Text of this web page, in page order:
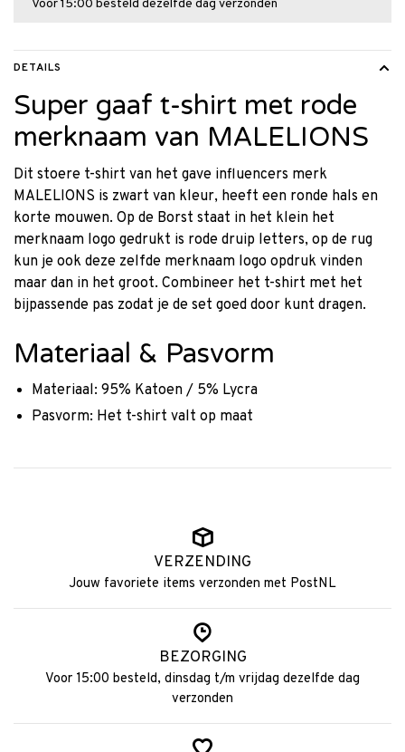
Voor 15:00 besteld dezelfde dag verzonden
DETAILS
Super gaaf t-shirt met rode
merknaam van MALELIONS
Dit stoere t-shirt van het gave influencers merk
MALELIONS is zwart van kleur, heeft een ronde hals en
korte mouwen. Op de Borst staat in het klein het
merknaam logo gedrukt is rode druip letters, op de rug
kun je ook deze zelfde merknaam logo opdruk vinden
maar dan in het groot. Combineer het t-shirt met het
bijpassende pas zodat je de set goed door kunt dragen.
Materiaal & Pasvorm
Materiaal: 95% Katoen / 5% Lycra
Pasvorm: Het t-shirt valt op maat
VERZENDING
Jouw favoriete items verzonden met PostNL
BEZORGING
Voor 15:00 besteld, dinsdag t/m vrijdag dezelfde dag
verzonden